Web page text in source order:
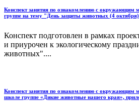
Конспект занятия по ознакомлению с окружающим
группе на тему "День защиты животных (4
Конспект подготовлен в рамках
и приурочен к экологическому
животных"....
Конспект занятия по ознакомлению с окружающим
школе группе «Дикие животные нашего края»,